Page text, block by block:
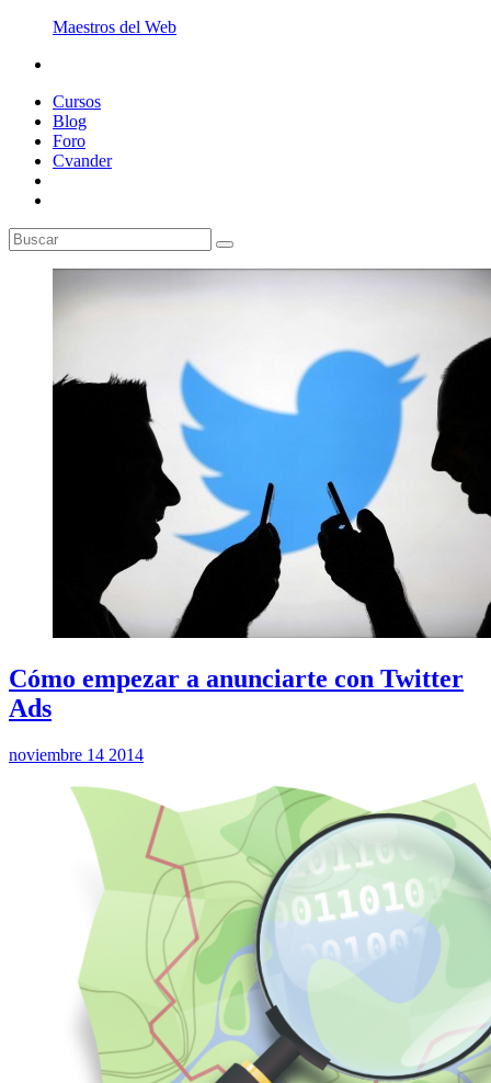
Maestros del Web
Cursos
Blog
Foro
Cvander
Cómo empezar a anunciarte con Twitter
Ads
noviembre 14 2014